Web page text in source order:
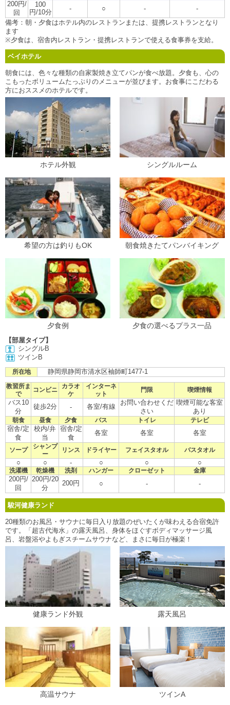
200円/
回
100
円/10分
- ○ -
-
備考：朝・夕食はホテル内のレストランまたは、提携レストランとなり
ます
※夕食は、宿舎内レストラン・提携レストランで使える食事券を支給。
ベイホテル
朝食には、色々な種類の自家製焼き立てパンが食べ放題。夕食も、心の
こもったボリュームたっぷりのメニューが並びます。お食事にこだわる
方におススメのホテルです。
ホテル外観 シングルルーム
希望の方は釣りもOK 朝食焼きたてパンバイキング
夕食例 夕食の選べるプラス一品
【部屋タイプ】
シングルB
ツインB
所在地 静岡県静岡市清水区袖師町1477-1
教習所ま
で
コンビニ
カラオ
ケ
インターネ
ット
門限 喫煙情報
バス10
分
徒歩2分 - 各室/有線
お問い合わせくだ
さい
喫煙可能な客室
あり
朝食 昼食 夕食 バス トイレ テレビ
宿舎/定
食
校内/弁
当
宿舎/定
食
各室 各室 各室
ソープ
シャンプ
ー
リンス ドライヤー フェイスタオル バスタオル
○ ○ - ○ ○ ○
洗濯機 乾燥機 洗剤 ハンガー クローゼット 金庫
200円/
回
200円/20
分
200円 ○ - -
駿河健康ランド
20種類のお風呂・サウナに毎日入り放題のぜいたくが味わえる合宿免許
です。「超古代海水」の露天風呂、身体をほぐすボディマッサージ風
呂、岩盤浴やよもぎスチームサウナなど、まさに毎日が極楽！
健康ランド外観 露天風呂
高温サウナ ツインA